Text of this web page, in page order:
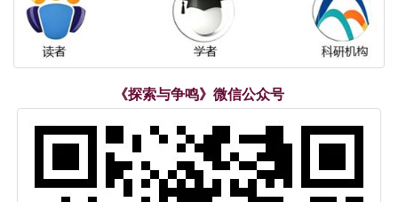
《探索与争鸣》微信公众号